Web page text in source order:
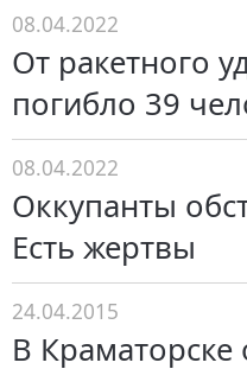
08.04.2022
От ракетного
погибло 39
08.04.2022
Оккупанты
Есть жертвы
24.04.2015
В Краматорске